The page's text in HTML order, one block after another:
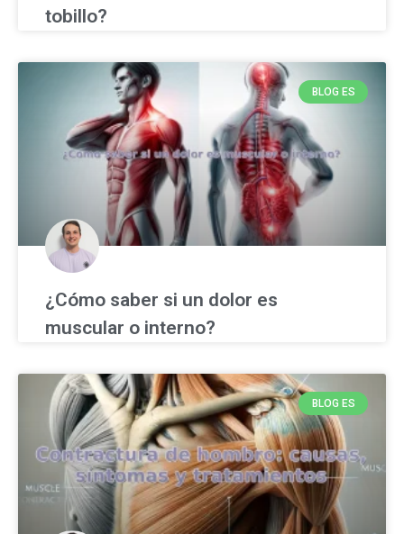
tobillo?
BLOG ES
¿Cómo saber si un dolor es
muscular o interno?
BLOG ES